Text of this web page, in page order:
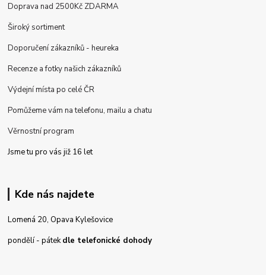
Doprava nad 2500Kč ZDARMA
Široký sortiment
Doporučení zákazníků - heureka
Recenze a fotky našich zákazníků
Výdejní místa po celé ČR
Pomůžeme vám na telefonu, mailu a chatu
Věrnostní program
Jsme tu pro vás již 16 let
Kde nás najdete
Lomená 20, Opava Kylešovice
pondělí - pátekdle telefonické dohody